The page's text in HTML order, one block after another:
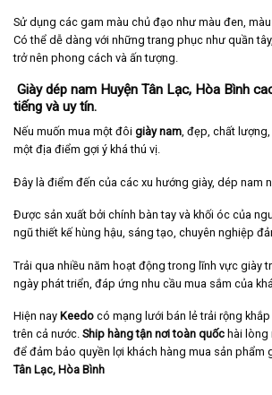
Sử dụng các gam màu chủ đạo như màu đen,
Có thể dễ dàng với những trang phục như quần
trở nên phong cách và ấn tượng.
Giày dép nam Huyện Tân Lạc, Hòa Bình
tiếng và uy tín.
Nếu muốn mua một đôi giày nam , đẹp, chất
một địa điểm gợi ý khá thú vị.
Đây là điểm đến của các xu hướng giày, dép nam
Được sản xuất bởi chính bàn tay và khối óc của
ngũ thiết kế hùng hậu, sáng tạo, chuyên nghiệp
Trải qua nhiều năm hoạt động trong lĩnh vực giày
ngày phát triển, đáp ứng nhu cầu mua sắm của
Hiện nay Keedo có mạng lưới bán lẻ trải rộng
trên cả nước. Ship hàng tận nơi toàn quốc hài lòng
để đảm bảo quyền lợi khách hàng mua sản phẩm
Tân Lạc, Hòa Bình